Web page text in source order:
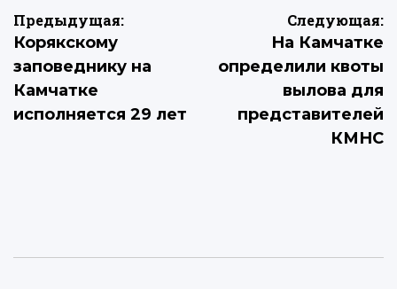
Навигация
по
записям
Предыдущая:
Корякскому
заповеднику на
Камчатке
исполняется 29 лет
Следующая:
На Камчатке
определили квоты
вылова для
представителей
КМНС